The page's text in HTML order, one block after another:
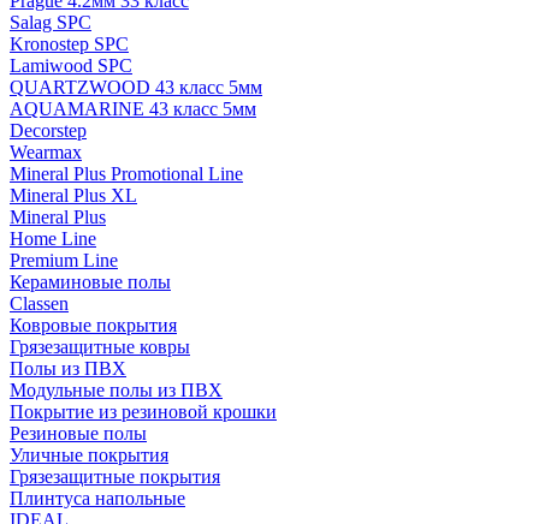
Salag SPC
Kronostep SPC
Lamiwood SPC
QUARTZWOOD 43 класс 5мм
AQUAMARINE 43 класс 5мм
Decorstep
Wearmax
Mineral Plus Promotional Line
Mineral Plus XL
Mineral Plus
Home Line
Premium Line
Кераминовые полы
Classen
Ковровые покрытия
Грязезащитные ковры
Полы из ПВХ
Модульные полы из ПВХ
Покрытие из резиновой крошки
Резиновые полы
Уличные покрытия
Грязезащитные покрытия
Плинтуса напольные
IDEAL